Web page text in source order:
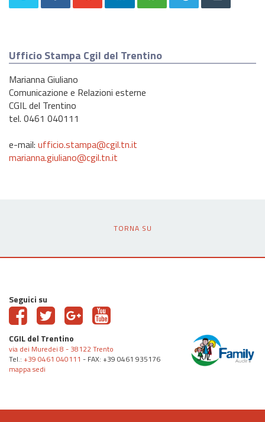
Ufficio Stampa Cgil del Trentino
Marianna Giuliano
Comunicazione e Relazioni esterne
CGIL del Trentino
tel. 0461 040111
e-mail: ufficio.stampa@cgil.tn.it
marianna.giuliano@cgil.tn.it
TORNA SU
Seguici su
CGIL del Trentino
via dei Muredei 8 - 38122 Trento
Tel.: +39 0461 040111 - FAX: +39 0461 935176
mappa sedi